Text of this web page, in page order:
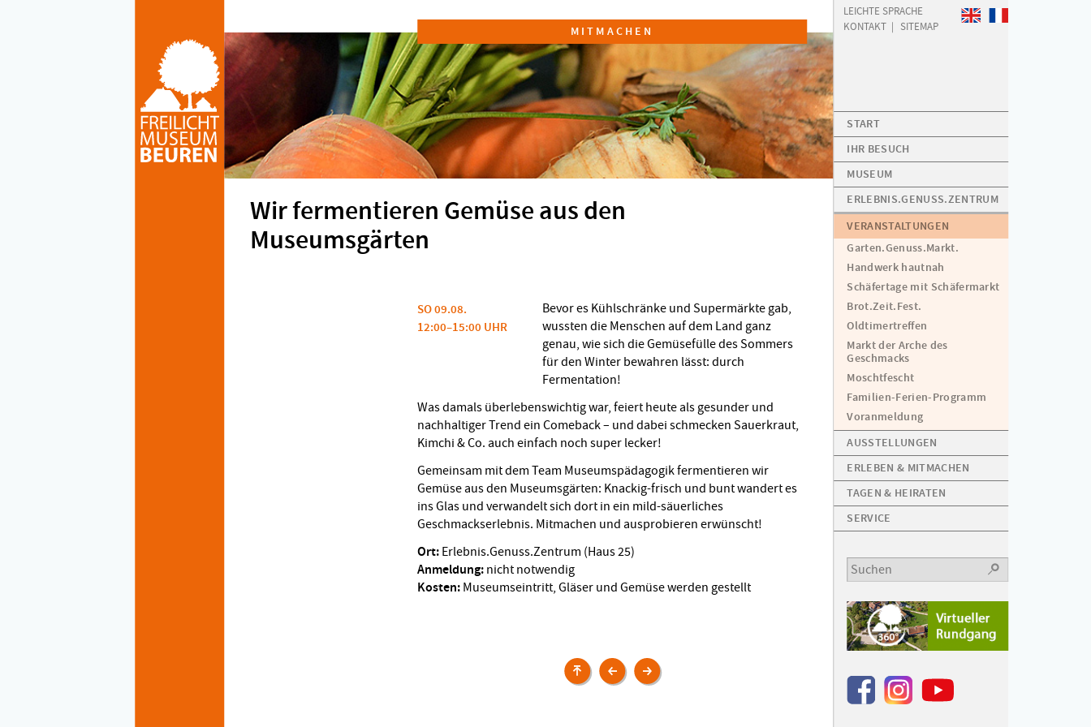
MITMACHEN
Wir fermentieren Gemüse aus den
Museumsgärten
SO 09.08.
12:00–15:00 UHR
Bevor es Kühlschränke und Supermärkte gab,
wussten die Menschen auf dem Land ganz
genau, wie sich die Gemüsefülle des Sommers
für den Winter bewahren lässt: durch
Fermentation!
Was damals überlebenswichtig war, feiert heute als gesunder und
nachhaltiger Trend ein Comeback – und dabei schmecken Sauerkraut,
Kimchi & Co. auch einfach noch super lecker!
Gemeinsam mit dem Team Museumspädagogik fermentieren wir
Gemüse aus den Museumsgärten: Knackig-frisch und bunt wandert es
ins Glas und verwandelt sich dort in ein mild-säuerliches
Geschmackserlebnis. Mitmachen und ausprobieren erwünscht!
Ort: Erlebnis.Genuss.Zentrum (Haus 25)
Anmeldung: nicht notwendig
Kosten: Museumseintritt, Gläser und Gemüse werden gestellt
Veranstaltungen
Tierkinder
auf
Wie
haben
WELCOME
LEICHTE SPRACHE
KONTAKT
SITEMAP
START
IHR BESUCH
MUSEUM
ERLEBNIS.GENUSS.ZENTRUM
VERANSTALTUNGEN
Garten.Genuss.Markt.
Handwerk hautnah
Schäfertage mit Schäfermarkt
Brot.Zeit.Fest.
Oldtimertreffen
Markt der Arche des
Geschmacks
Moschtfescht
Familien-Ferien-Programm
Voranmeldung
AUSSTELLUNGEN
ERLEBEN & MITMACHEN
TAGEN & HEIRATEN
SERVICE
OK